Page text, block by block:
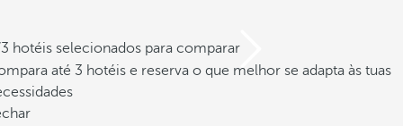
hotéis selecionados para comparar
até 3 hotéis e reserva o que melhor se adapta às tuas